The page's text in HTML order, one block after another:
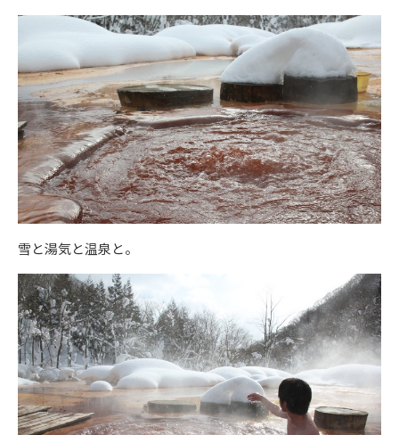
雪と湯気と温泉と。